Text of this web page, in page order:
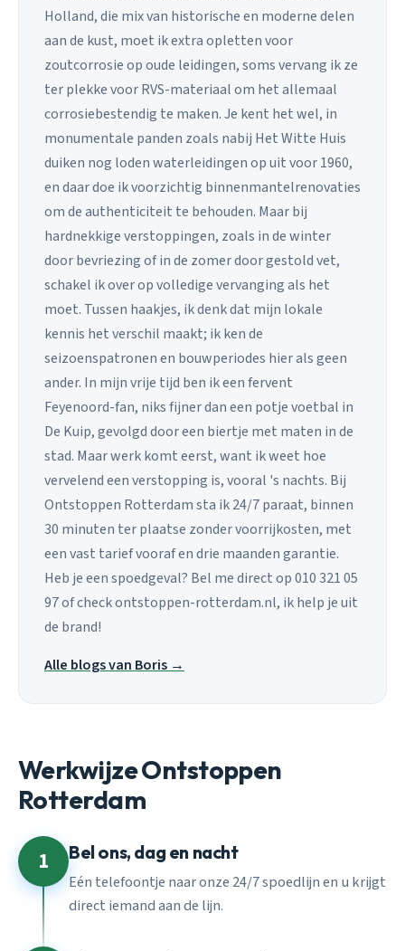
Holland, die mix van historische en moderne delen
aan de kust, moet ik extra opletten voor
zoutcorrosie op oude leidingen, soms vervang ik ze
ter plekke voor RVS-materiaal om het allemaal
corrosiebestendig te maken. Je kent het wel, in
monumentale panden zoals nabij Het Witte Huis
duiken nog loden waterleidingen op uit voor 1960,
en daar doe ik voorzichtig binnenmantelrenovaties
om de authenticiteit te behouden. Maar bij
hardnekkige verstoppingen, zoals in de winter
door bevriezing of in de zomer door gestold vet,
schakel ik over op volledige vervanging als het
moet. Tussen haakjes, ik denk dat mijn lokale
kennis het verschil maakt; ik ken de
seizoenspatronen en bouwperiodes hier als geen
ander. In mijn vrije tijd ben ik een fervent
Feyenoord-fan, niks fijner dan een potje voetbal in
De Kuip, gevolgd door een biertje met maten in de
stad. Maar werk komt eerst, want ik weet hoe
vervelend een verstopping is, vooral 's nachts. Bij
Ontstoppen Rotterdam sta ik 24/7 paraat, binnen
30 minuten ter plaatse zonder voorrijkosten, met
een vast tarief vooraf en drie maanden garantie.
Heb je een spoedgeval? Bel me direct op 010 321 05
97 of check ontstoppen-rotterdam.nl, ik help je uit
de brand!
Alle blogs van Boris →
Werkwijze Ontstoppen
Rotterdam
1 Bel ons, dag en nacht
Eén telefoontje naar onze 24/7 spoedlijn en u krijgt
direct iemand aan de lijn.